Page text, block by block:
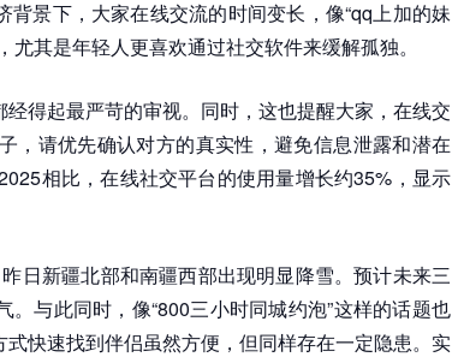
景下，大家在线交流的时间变长，像“qq上加的妹
其是年轻人更喜欢通过社交软件来缓解孤独。
得起最严苛的审视。同时，这也提醒大家，在线交
，请优先确认对方的真实性，避免信息泄露和潜在
相比，在线社交平台的使用量增长约35%，显示
日新疆北部和南疆西部出现明显降雪。预计未来三
与此同时，像“800三小时同城约泡”这样的话题也
快速找到伴侣虽然方便，但同样存在一定隐患。实